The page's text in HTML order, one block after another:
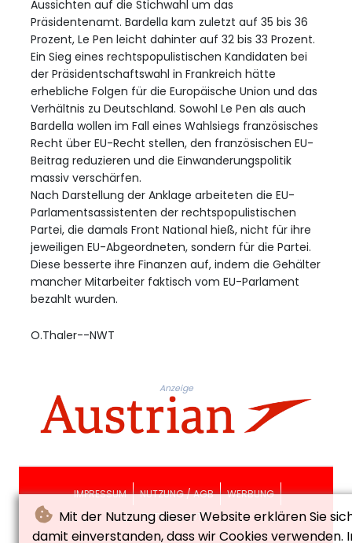
Mit der Nutzung dieser Website erklären Sie
damit einverstanden, dass wir Cookies verwenden.
Aussichten auf die Stichwahl um das
Präsidentenamt. Bardella kam zuletzt auf 35 bis 36
Prozent, Le Pen leicht dahinter auf 32 bis 33 Prozent.
Ein Sieg eines rechtspopulistischen Kandidaten bei
der Präsidentschaftswahl in Frankreich hätte
erhebliche Folgen für die Europäische Union und das
Verhältnis zu Deutschland. Sowohl Le Pen als auch
Bardella wollen im Fall eines Wahlsiegs französisches
Recht über EU-Recht stellen, den französischen EU-
Beitrag reduzieren und die Einwanderungspolitik
massiv verschärfen.
Nach Darstellung der Anklage arbeiteten die EU-
Parlamentsassistenten der rechtspopulistischen
Partei, die damals Front National hieß, nicht für ihre
jeweiligen EU-Abgeordneten, sondern für die Partei.
Diese besserte ihre Finanzen auf, indem die Gehälter
mancher Mitarbeiter faktisch vom EU-Parlament
bezahlt wurden.
O.Thaler--NWT
Anzeige
IMPRESSUM NUTZUNG / AGB
WERBUNG
DATENSCHUTZ